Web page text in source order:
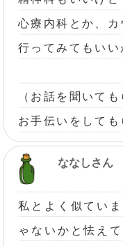
心療内科とか、カ
行ってみてもいい
（お話を聞いて
お手伝いをしても
ななしさん
私とよく似てい
ゃないかと怯え